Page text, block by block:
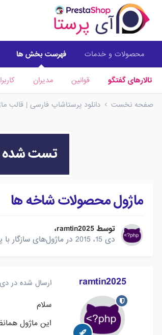
محصولات و خدمات فهرست بخش ها
تالارهای گفتگو قوانین مدیران
صفحه نخست دانلود پرستاشاپ فارسی | قالب
ماژول محصولات شاخه ها
توسطramtin2025،
دی 15، 2015
در ماژول‌های سازگار با
ramtin2025 ارسال شده در دی 15، 2015
سلام
این ماژول